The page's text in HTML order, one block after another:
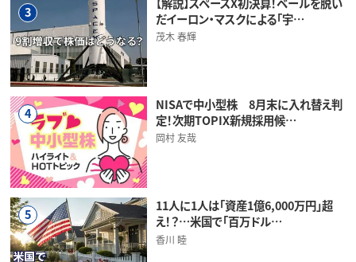
3
だイーロン・マスクによる「宇…
茂木 春輝
4
NISAで中小型株 8月末に入れ替え判
定！次期TOPIX新規採用候…
岡村 友哉
5
11人に1人は「資産1億6,000万円」超
え！？…米国で「百万ドル…
香川 睦